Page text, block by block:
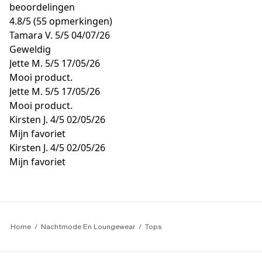
beoordelingen
4.8/5(55 opmerkingen)
Tamara V. 5/504/07/26
Geweldig
Jette M. 5/5 17/05/26
Mooi product.
Jette M. 5/5 17/05/26
Mooi product.
Kirsten J. 4/502/05/26
Mijn favoriet
Kirsten J. 4/502/05/26
Mijn favoriet
Home Nachtmode En Loungewear Tops